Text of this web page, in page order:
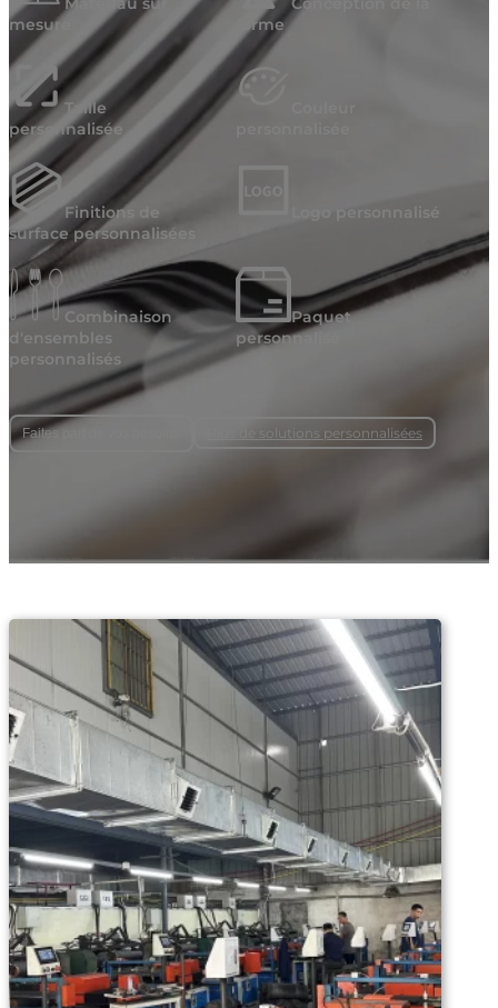
mesure
forme
Taille
personnalisée
Finitions de
surface personnalisées
Logo personnalisé
Combinaison
d'ensembles
personnalisés
Paquet
personnalisé
Faites part de vos besoins Plus de solutions personnalisées